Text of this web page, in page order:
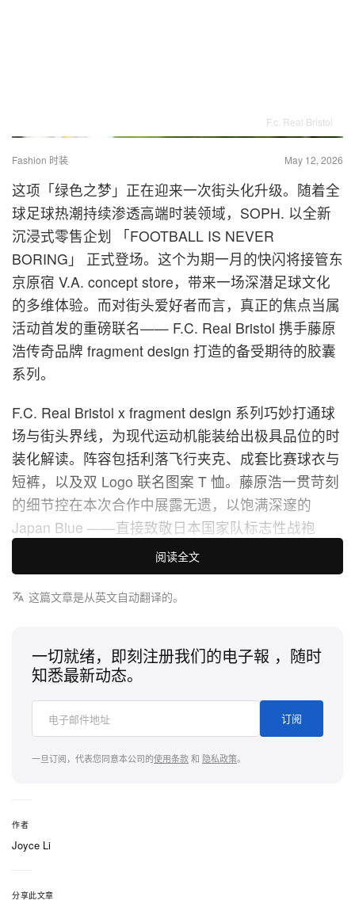
F.c. Real Bristol
Fashion 时装 May 12, 2026
这项「绿色之梦」正在迎来一次街头化升级。随着全
球足球热潮持续渗透高端时装领域，SOPH. 以全新
沉浸式零售企划 「FOOTBALL IS NEVER
BORING」 正式登场。这个为期一月的快闪将接管东
京原宿 V.A. concept store，带来一场深潜足球文化
的多维体验。而对街头爱好者而言，真正的焦点当属
活动首发的重磅联名—— F.C. Real Bristol 携手藤原
浩传奇品牌 fragment design 打造的备受期待的胶囊
系列。
F.C. Real Bristol x fragment design 系列巧妙打通球
场与街头界线，为现代运动机能装给出极具品位的时
装化解读。阵容包括利落飞行夹克、成套比赛球衣与
短裤，以及双 Logo 联名图案 T 恤。藤原浩一贯苛刻
的细节控在本次合作中展露无遗，以饱满深邃的
Japan Blue ——直接致敬日本国家队标志性战袍
——作为整个胶囊系列的核心色调。
为赋予单品更锋利、当代的气质，蓝色基底之上大胆
design 联名的「不成文铁律」，标志性识别必不可少
——整个系列的每一件单品都烙印上藤原浩家喻户晓
的双闪电 Logo，让这些原本主打机能属性的运动装
备瞬间升级为值得收藏的潮流单品。
该系列将作为 「FOOTBALL IS NEVER BORING」
憾，品牌将通过 SOPH. 旗下线下门店与线上平台同
步铺货，最大程度扩大触达。
阅读全文
这篇文章是从英文自动翻译的。
一切就绪，即刻注册我们的电子報 ，随时
知悉最新动态。
订阅
一旦订阅，代表您同意本公司的使用条款和 隐私政策。
作者
Joyce Li
分享此文章